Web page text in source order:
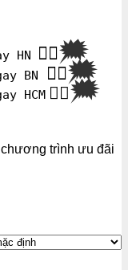
HN 👉🏽🗯
BN 👉🏽🗯
HCM 👉🏽🗯
trình ưu đãi